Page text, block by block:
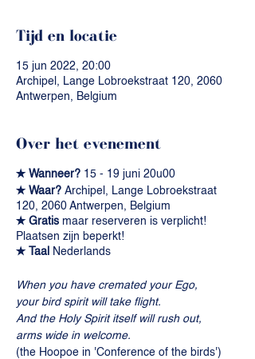
Tijd en locatie
15 jun 2022, 20:00
Archipel, Lange Lobroekstraat 120, 2060
Antwerpen, Belgium
Over het evenement
✭ Wanneer? 15 - 19 juni 20u00
✭ Waar? Archipel, Lange Lobroekstraat
120, 2060 Antwerpen, Belgium
✭ Gratis maar reserveren is verplicht!
Plaatsen zijn beperkt!
✭ Taal
Nederlands
When you have cremated your Ego,
your bird spirit will take flight.
And the Holy Spirit itself will rush out,
arms wide in welcome.
(the Hoopoe in 'Conference of the birds')